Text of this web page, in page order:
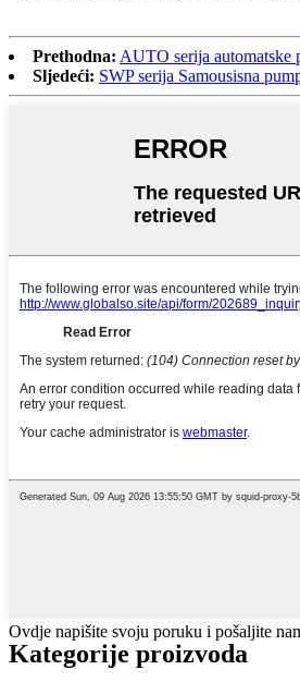
Prethodna: AUTO serija automatske
Sljedeći: SWP serija Samousisna
Ovdje napišite svoju poruku i pošaljite
Kategorije proizvoda